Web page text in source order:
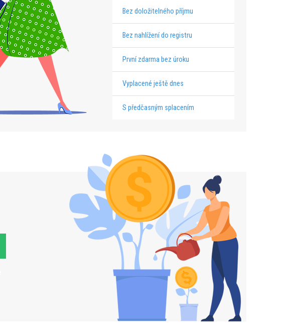
Bez doložitelného příjmu
Bez nahlížení do registru
První zdarma bez úroku
Vyplacené ještě dnes
S předčasným splacením